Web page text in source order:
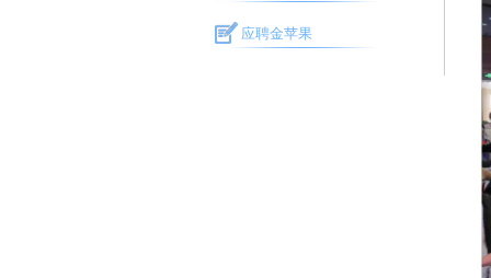
应聘金苹果